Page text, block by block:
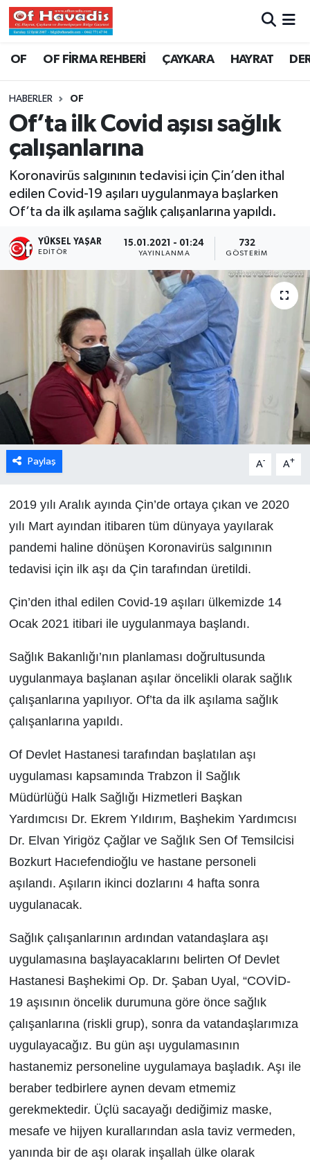
OF OF FİRMA REHBERİ ÇAYKARA HAYRAT
HABERLER OF
Of’ta ilk Covid aşısı sağlık
çalışanlarına
Koronavirüs salgınının tedavisi için Çin’den ithal
edilen Covid-19 aşıları uygulanmaya başlarken
Of’ta da ilk aşılama sağlık çalışanlarına yapıldı.
YÜKSEL YAŞAR
EDITÖR
15.01.2021 - 01:24
YAYINLANMA
732
GÖSTERIM
Paylaş A- A+
2019 yılı Aralık ayında Çin’de ortaya çıkan ve 2020
yılı Mart ayından itibaren tüm dünyaya yayılarak
pandemi haline dönüşen Koronavirüs salgınının
tedavisi için ilk aşı da Çin tarafından üretildi.
Çin’den ithal edilen Covid-19 aşıları ülkemizde 14
Ocak 2021 itibari ile uygulanmaya başlandı.
Sağlık Bakanlığı’nın planlaması doğrultusunda
uygulanmaya başlanan aşılar öncelikli olarak sağlık
çalışanlarına yapılıyor. Of’ta da ilk aşılama sağlık
çalışanlarına yapıldı.
Of Devlet Hastanesi tarafından başlatılan aşı
uygulaması kapsamında Trabzon İl Sağlık
Müdürlüğü Halk Sağlığı Hizmetleri Başkan
Yardımcısı Dr. Ekrem Yıldırım, Başhekim Yardımcısı
Dr. Elvan Yirigöz Çağlar ve Sağlık Sen Of Temsilcisi
Bozkurt Hacıefendioğlu ve hastane personeli
aşılandı. Aşıların ikinci dozlarını 4 hafta sonra
uygulanacak.
Sağlık çalışanlarının ardından vatandaşlara aşı
uygulamasına başlayacaklarını belirten Of Devlet
Hastanesi Başhekimi Op. Dr. Şaban Uyal, “COVİD-
19 aşısının öncelik durumuna göre önce sağlık
çalışanlarına (riskli grup), sonra da vatandaşlarımıza
uygulayacağız. Bu gün aşı uygulamasının
hastanemiz personeline uygulamaya başladık. Aşı ile
beraber tedbirlere aynen devam etmemiz
gerekmektedir. Üçlü sacayağı dediğimiz maske,
mesafe ve hijyen kurallarından asla taviz vermeden,
yanında bir de aşı olarak inşallah ülke olarak
Trabzon Nöbetçi Eczaneler
Trabzon Namaz Vakitleri
Trabzon Trafik Yoğunluk Haritası
Süper Lig Puan Durumu ve Fikstür